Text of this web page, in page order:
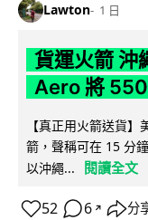
Lawton 1 日
貨運火箭 沖
Aero 將
【真正用火箭送貨
箭，聲稱可在 15 分
以沖繩...
閱讀全文
52 6 ↗ 分